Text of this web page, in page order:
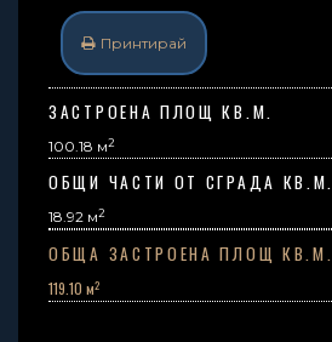
Принтирай
ЗАСТРОЕНА ПЛОЩ КВ.М.
100.18 м2
ОБЩИ ЧАСТИ ОТ СГРАДА КВ.М.
18.92 м2
ОБЩА ЗАСТРОЕНА ПЛОЩ КВ.М.
119.10 м2